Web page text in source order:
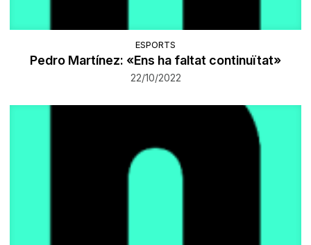
ESPORTS
Pedro Martínez: «Ens ha faltat continuïtat»
22/10/2022